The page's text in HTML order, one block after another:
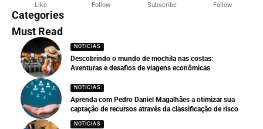
Like Follow Subscribe Follow
Categories
Must Read
NOTÍCIAS
Descobrindo o mundo de mochila nas costas:
Aventuras e desafios de viagens econômicas
NOTÍCIAS
Aprenda com Pedro Daniel Magalhães a otimizar sua
captação de recursos através da classificação de risco
NOTÍCIAS